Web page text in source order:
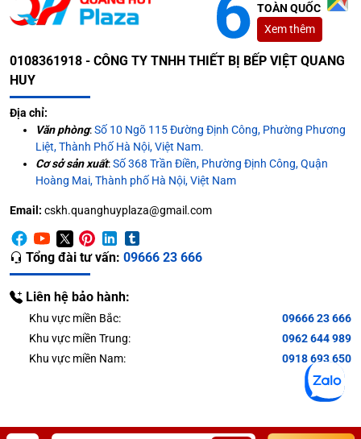
TOÀN QUỐC
Xem thêm
0108361918 - CÔNG TY TNHH THIẾT BỊ BẾP VIỆT QUANG
HUY
Địa chỉ:
Văn phòng:Số 10 Ngõ 115 Đường Định Công, Phường Phương
Liệt, Thành Phố Hà Nội, Việt Nam.
Cơ sở sản xuất:Số 368 Trần Điền, Phường Định Công, Quận
Hoàng Mai, Thành phố Hà Nội, Việt Nam
Email: cskh.quanghuyplaza@gmail.com
Tổng đài tư vấn: 09666 23 666
Liên hệ bảo hành:
Khu vực miền Bắc:
09666 23 666
Khu vực miền Trung:
0962 644 989
Khu vực miền Nam:
0918 693 650